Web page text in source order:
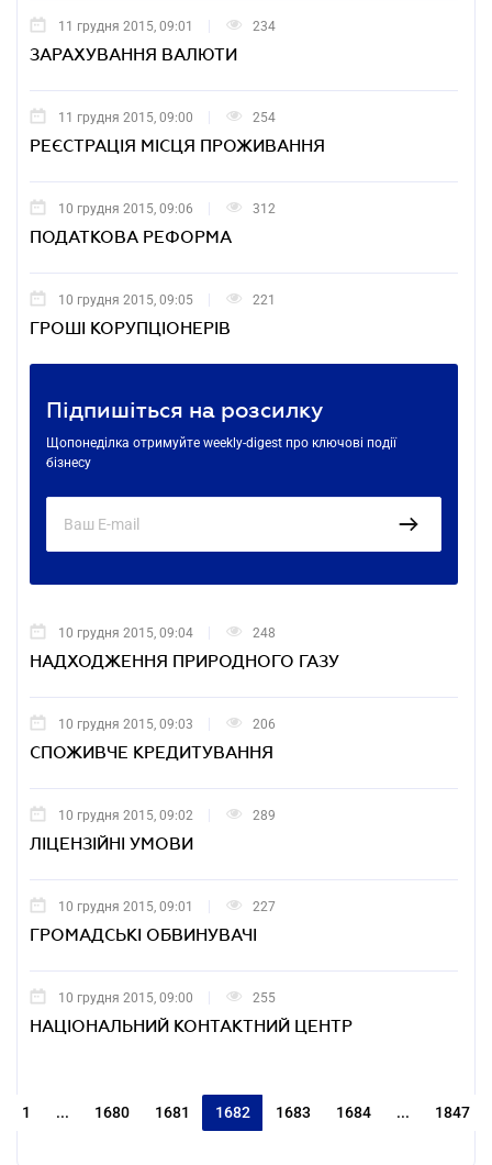
11 грудня 2015, 09:01 234
ЗАРАХУВАННЯ ВАЛЮТИ
11 грудня 2015, 09:00 254
РЕЄСТРАЦІЯ МІСЦЯ ПРОЖИВАННЯ
10 грудня 2015, 09:06 312
ПОДАТКОВА РЕФОРМА
10 грудня 2015, 09:05 221
ГРОШІ КОРУПЦІОНЕРІВ
Підпишіться на розсилку
Щопонеділка отримуйте weekly-digest про ключові події
бізнесу
10 грудня 2015, 09:04 248
НАДХОДЖЕННЯ ПРИРОДНОГО ГАЗУ
10 грудня 2015, 09:03 206
СПОЖИВЧЕ КРЕДИТУВАННЯ
10 грудня 2015, 09:02 289
ЛІЦЕНЗІЙНІ УМОВИ
10 грудня 2015, 09:01 227
ГРОМАДСЬКІ ОБВИНУВАЧІ
10 грудня 2015, 09:00 255
НАЦІОНАЛЬНИЙ КОНТАКТНИЙ ЦЕНТР
1 ... 1680 1681 1682 1683 1684 ... 1847